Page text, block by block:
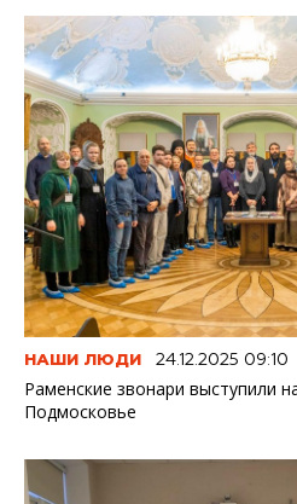
НАШИ ЛЮДИ 24.12.2025 09:10
Раменские звонари выступили
Подмосковье